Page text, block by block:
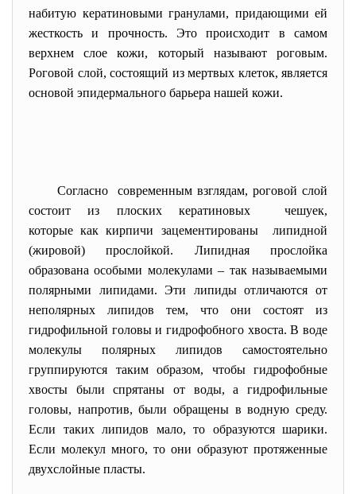
набитую кератиновыми гранулами, придающими ей
жесткость и прочность. Это происходит в самом
верхнем слое кожи, который называют роговым.
Роговой слой, состоящий из мертвых клеток, является
основой эпидермального барьера нашей кожи.
Согласно современным взглядам, роговой слой
состоит из плоских кератиновых чешуек,
которые как кирпичи зацементированы липидной
(жировой) прослойкой. Липидная прослойка
образована особыми молекулами– так называемыми
полярными липидами. Эти липиды отличаются от
неполярных липидов тем, что они состоят из
гидрофильной головы и гидрофобного хвоста. В воде
молекулы полярных липидов самостоятельно
группируются таким образом, чтобы гидрофобные
хвосты были спрятаны от воды, а гидрофильные
головы, напротив, были обращены в водную среду.
Если таких липидов мало, то образуются шарики.
Если молекул много, то они образуют протяженные
двухслойные пласты.